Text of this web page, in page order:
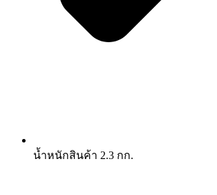
น้ำหนักสินค้า 2.3 กก.